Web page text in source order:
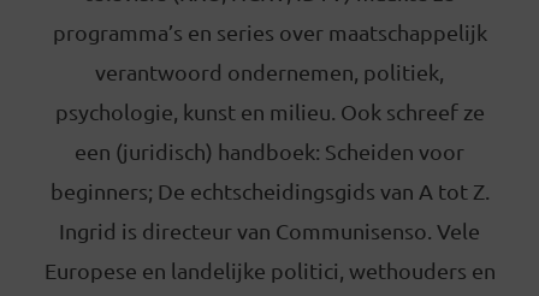
programma’s en series over maatschappelijk
verantwoord ondernemen, politiek,
psychologie, kunst en milieu. Ook schreef ze
een (juridisch) handboek: Scheiden voor
beginners; De echtscheidingsgids van A tot Z.
Ingrid is directeur van Communisenso. Vele
Europese en landelijke politici, wethouders en